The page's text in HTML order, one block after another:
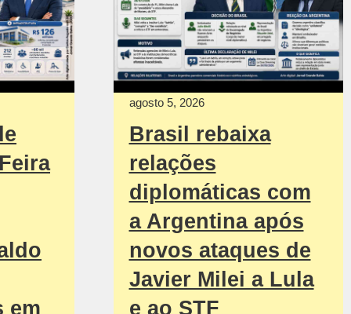
em
agosto 5, 2026
Brasil rebaixa
relações
diplomáticas com
a Argentina após
novos ataques de
Javier Milei a Lula
e ao STF